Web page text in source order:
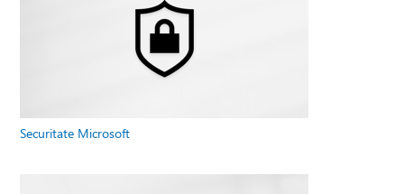
Securitate Microsoft